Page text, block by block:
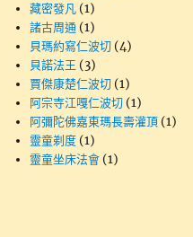
藏密發凡 (1)
諸古周通 (1)
貝瑪約寫仁波切 (4)
貝諾法王 (3)
賈傑康楚仁波切 (1)
阿宗寺江嘎仁波切 (1)
阿彌陀佛嘉東瑪長壽灌頂 (1)
靈童剃度 (1)
靈童坐床法會 (1)